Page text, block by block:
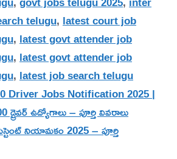
telugu,latest court job
,latest govt attender job
,latest govt attender job
,latest job search telugu
Driver Jobs Notification 2025 |
ఉద్యోగాలు – పూర్తి వివరాలు
నియామకం 2025 – పూర్తి